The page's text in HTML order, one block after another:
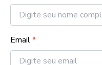
Email*